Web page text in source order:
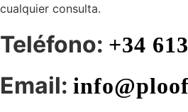
cualquier consulta.
Teléfono: +34
Email: